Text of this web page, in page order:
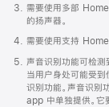
需要使用多部
的扬声器。
需要使用支持
声音识别功能可检测
当用户身处可能受到
识别功能。声音识别
app 中单独提供。